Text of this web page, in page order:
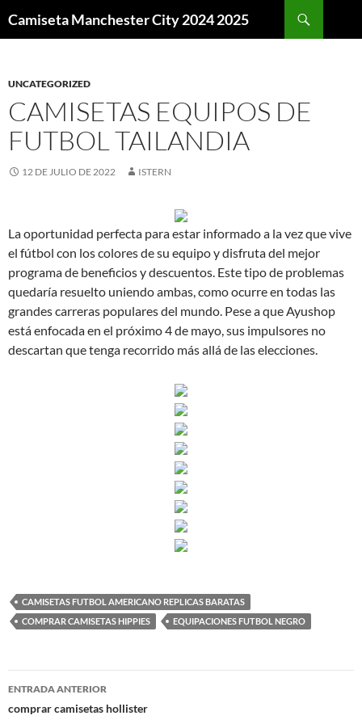
Camiseta Manchester City 2024 2025
UNCATEGORIZED
CAMISETAS EQUIPOS DE
FUTBOL TAILANDIA
12 DE JULIO DE 2022 ISTERN
La oportunidad perfecta para estar informado a la vez que vive
el fútbol con los colores de su equipo y disfruta del mejor
programa de beneficios y descuentos. Este tipo de problemas
quedaría resuelto uniendo ambas, como ocurre en todas las
grandes carreras populares del mundo. Pese a que Ayushop
está enfocada en el próximo 4 de mayo, sus impulsores no
descartan que tenga recorrido más allá de las elecciones.
CAMISETAS FUTBOL AMERICANO REPLICAS BARATAS
COMPRAR CAMISETAS HIPPIES
EQUIPACIONES FUTBOL NEGRO
Navegación
de
ENTRADA ANTERIOR
comprar camisetas hollister